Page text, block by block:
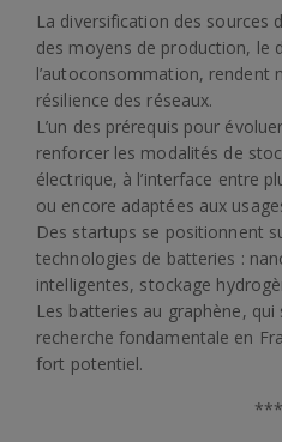
La diversification des sources
des moyens de production, le
l’autoconsommation, rendent
résilience des réseaux.
L’un des prérequis pour
renforcer les modalités de
électrique, à l’interface entre
ou encore adaptées aux
Des startups se positionnent
technologies de batteries :
intelligentes, stockage
Les batteries au graphène,
recherche fondamentale en
fort potentiel.
***